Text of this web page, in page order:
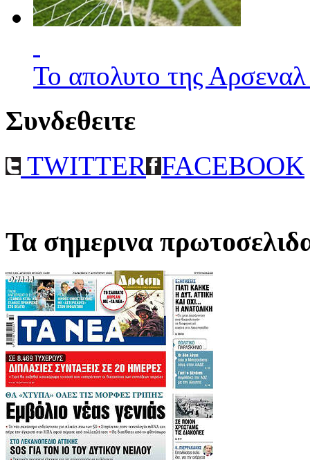
Το απολυτο της
Συνδεθειτε
TWITTER FACEBOOK
Τα σημερινα